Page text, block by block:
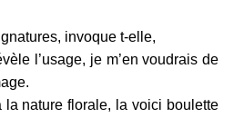
invoque t-elle,
l’usage, je m’en voudrais de
la nature florale, la voici boulette